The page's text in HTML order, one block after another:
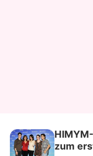
zum